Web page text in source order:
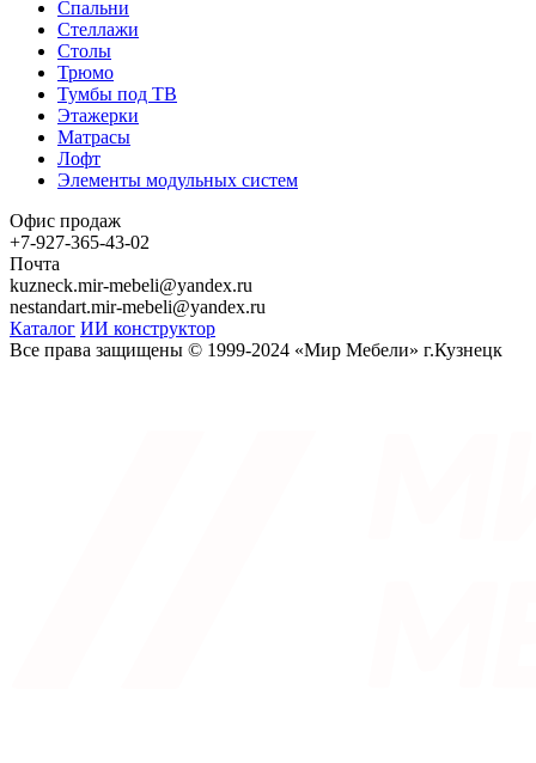
Спальни
Стеллажи
Столы
Трюмо
Тумбы под ТВ
Этажерки
Матрасы
Лофт
Элементы модульных систем
Офис продаж
+7-927-365-43-02
Почта
kuzneck.mir-mebeli@yandex.ru
nestandart.mir-mebeli@yandex.ru
Каталог ИИ конструктор
Все права защищены © 1999-2024 «Мир Мебели» г.Кузнецк